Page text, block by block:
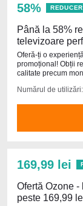
58%
Până la 58%
televizoare
Oferă-ți o
promoțional! Obții
calitate precum
Numărul de
169,99 lei
Ofertă Ozone
peste 169,99